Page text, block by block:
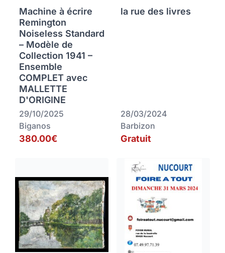
Machine à écrire
Remington
Noiseless Standard
– Modèle de
Collection 1941 –
Ensemble
COMPLET avec
MALLETTE
D'ORIGINE
29/10/2025
Biganos
380.00€
la rue des livres
28/03/2024
Barbizon
Gratuit